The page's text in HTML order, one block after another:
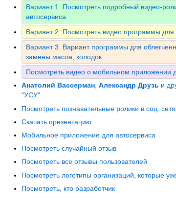
Вариант 1. Посмотреть подробный видео-
автосервиса
Вариант 2. Посмотреть видео программы
Вариант 3. Вариант программы для
замены масла, колодок
Посмотреть видео о мобильном приложении
Анатолий Вассерман, Александр Друзь и
"УСУ"
Посмотреть познавательные ролики в соц.
Скачать презентацию
Мобильное приложение для автосервиса
Посмотреть случайный отзыв
Посмотреть все отзывы пользователей
Посмотреть логотипы организаций, которые
Посмотреть, кто разработчик